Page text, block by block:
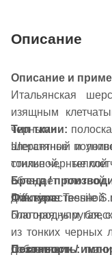
Описание
Описание и
Итальянская
изящным
черными
элегантный и
стильной,
обладает
для
благородным
из тонких черных
добавляет
Тип ткани:
Шерстяное
тонкие черные
Фактура:
Плотная, упругая,
Сезонность:
Бренд /
Diffusione Tessile
Поставщик /